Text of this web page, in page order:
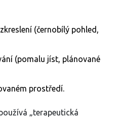
(černobílý pohled,
(pomalu jíst, plánované
prostředí.
„terapeutická